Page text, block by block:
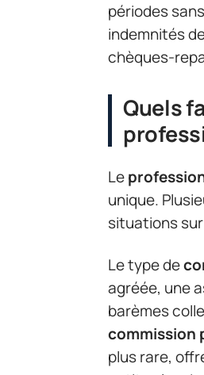
périodes
indemnités
chèques-
Quels
Le
unique.
situations
Le type de
agréée, une
barèmes
commission
plus rare,